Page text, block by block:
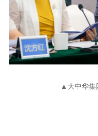
▲大中华集